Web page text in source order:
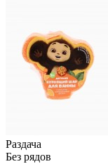
Раздача
Без рядов